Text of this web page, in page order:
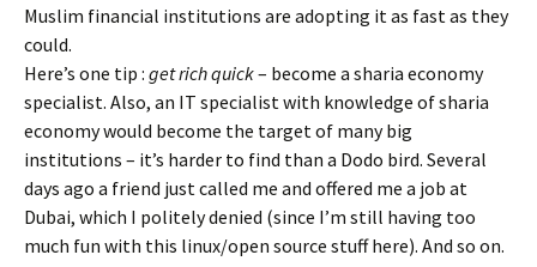
Muslim financial institutions are adopting it as fast as they
could.
Here’s one tip : get rich quick– become a sharia economy
specialist. Also, an IT specialist with knowledge of sharia
economy would become the target of many big
institutions – it’s harder to find than a Dodo bird. Several
days ago a friend just called me and offered me a job at
Dubai, which I politely denied (since I’m still having too
much fun with this linux/open source stuff here). And so on.